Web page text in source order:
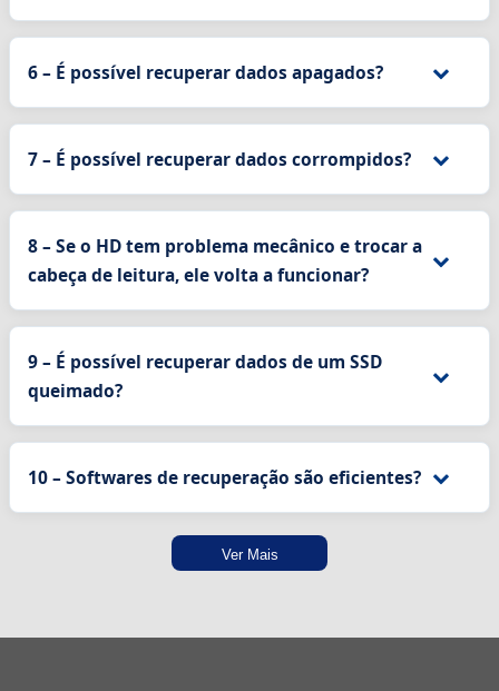
6 – É possível recuperar dados apagados?
7 – É possível recuperar dados corrompidos?
8 – Se o HD tem problema mecânico e trocar a
cabeça de leitura, ele volta a funcionar?
9 – É possível recuperar dados de um SSD
queimado?
10 – Softwares de recuperação são eficientes?
Ver Mais